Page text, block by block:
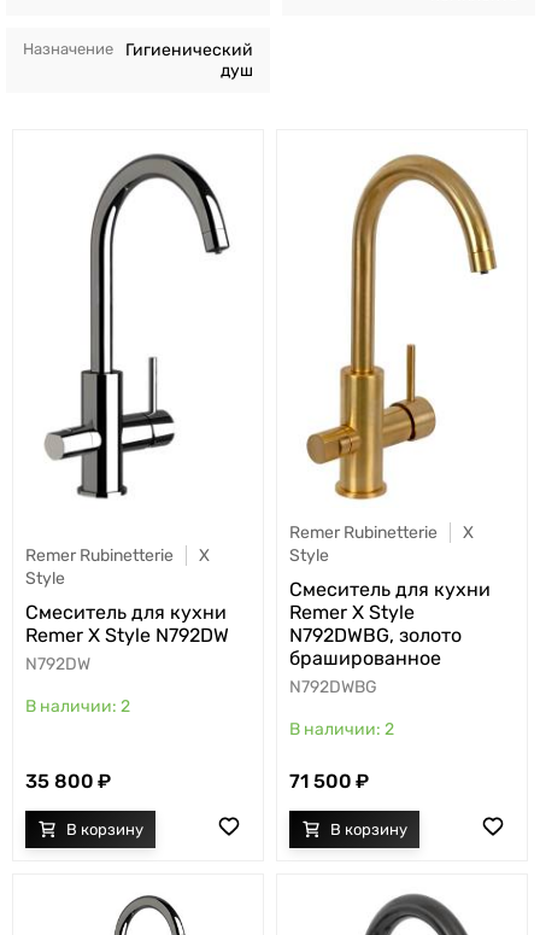
Назначение
Гигиенический
душ
Remer Rubinetterie
X
Style
Cмеситель для кухни
Remer X Style N792DW
N792DW
2
35 800
Remer Rubinetterie
X
Style
Cмеситель для кухни
Remer X Style
N792DWBG, золото
брашированное
N792DWBG
2
71 500